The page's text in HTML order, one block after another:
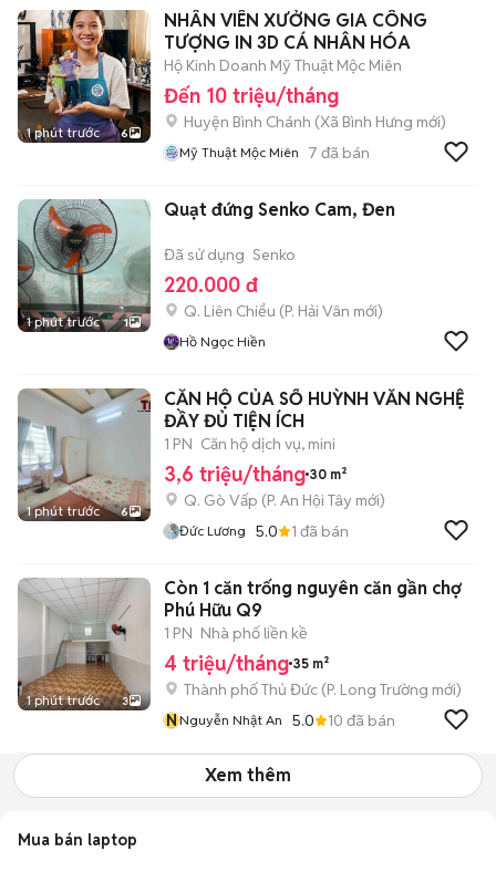
1 phút trước 6
NHÂN VIÊN XƯỞNG GIA CÔNG
TƯỢNG IN 3D CÁ NHÂN HÓA
Hộ Kinh Doanh Mỹ Thuật Mộc Miên
Đến 10 triệu/tháng
Huyện Bình Chánh (Xã Bình Hưng mới)
Mỹ Thuật Mộc Miên 7 đã bán
1 phút trước 1
Quạt đứng Senko Cam, Đen
Đã sử dụng Senko
220.000 đ
Q. Liên Chiểu (P. Hải Vân mới)
Hồ Ngọc Hiền
1 phút trước 6
CĂN HỘ CỦA SỔ HUỲNH VĂN NGHỆ
ĐẦY ĐỦ TIỆN ÍCH
1 PN Căn hộ dịch vụ, mini
3,6 triệu/tháng 30 m²
Q. Gò Vấp (P. An Hội Tây mới)
Đức Lương 5.0 1 đã bán
1 phút trước 3
Còn 1 căn trống nguyên căn gần chợ
Phú Hữu Q9
1 PN Nhà phố liền kề
4 triệu/tháng 35 m²
Thành phố Thủ Đức (P. Long Trường mới)
NNguyễn Nhật An 5.0 10 đã bán
Xem thêm
Mua bán laptop